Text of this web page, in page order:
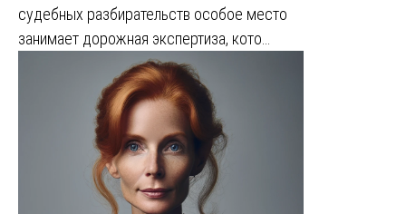
судебных разбирательств особое место
занимает дорожная экспертиза, кото…